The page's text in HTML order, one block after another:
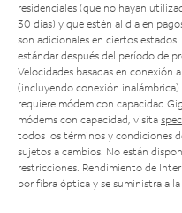
residenciales (que no hayan
30 días) y que estén al día en
son adicionales en ciertos estados.
estándar después del período de
Velocidades basadas en conexión
(incluyendo conexión
requiere módem con capacidad
módems con capacidad, visita
todos los términos y condiciones
sujetos a cambios. No están
restricciones. Rendimiento de
por fibra óptica y se suministra a